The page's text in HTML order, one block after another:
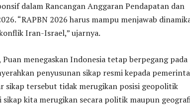
dalam Rancangan Anggaran Pendapatan dan
“RAPBN 2026 harus mampu menjawab
Iran-Israel,” ujarnya.
menegaskan Indonesia tetap berpegang pada
penyusunan sikap resmi kepada
sikap tersebut tidak merugikan posisi geopolitik
sikap kita merugikan secara politik maupun